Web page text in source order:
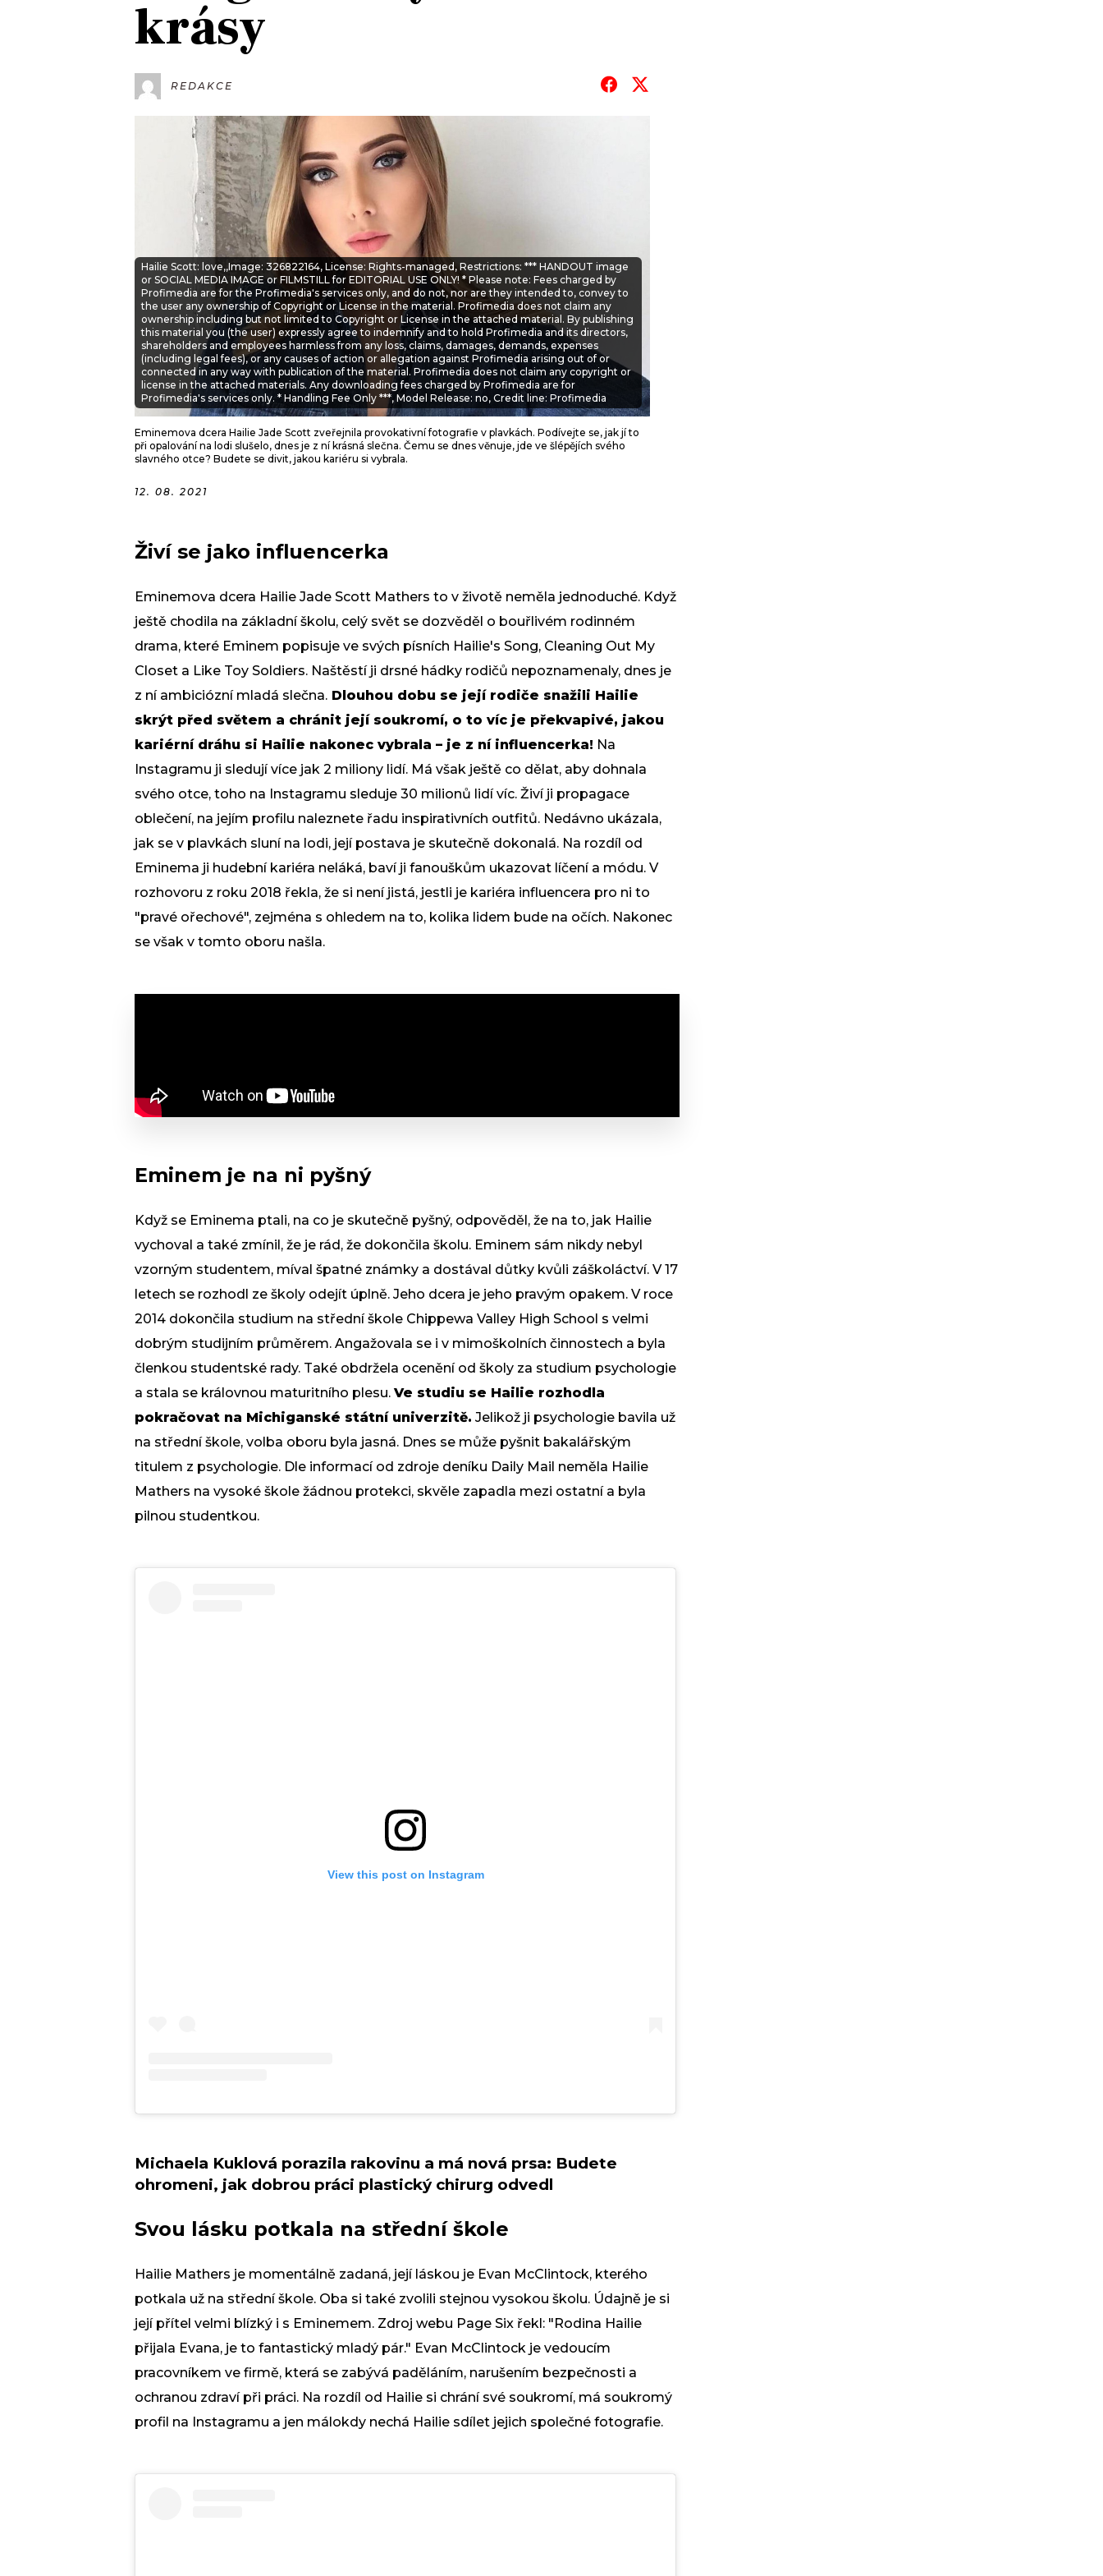
JAK NALADIT
RÁDIO
PROGRAM
JAK NALADIT
SOUTĚŽE
krásy
REDAKCE
Hailie Scott: love,,Image: 326822164, License: Rights-managed, Restrictions: *** HANDOUT image
or SOCIAL MEDIA IMAGE or FILMSTILL for EDITORIAL USE ONLY! * Please note: Fees charged by
Profimedia are for the Profimedia's services only, and do not, nor are they intended to, convey to
the user any ownership of Copyright or License in the material. Profimedia does not claim any
ownership including but not limited to Copyright or License in the attached material. By publishing
this material you (the user) expressly agree to indemnify and to hold Profimedia and its directors,
shareholders and employees harmless from any loss, claims, damages, demands, expenses
(including legal fees), or any causes of action or allegation against Profimedia arising out of or
connected in any way with publication of the material. Profimedia does not claim any copyright or
license in the attached materials. Any downloading fees charged by Profimedia are for
Profimedia's services only. * Handling Fee Only ***, Model Release: no, Credit line: Profimedia
Eminemova dcera Hailie Jade Scott zveřejnila provokativní fotografie v plavkách. Podívejte se, jak jí to
při opalování na lodi slušelo, dnes je z ní krásná slečna. Čemu se dnes věnuje, jde ve šlépějích svého
slavného otce? Budete se divit, jakou kariéru si vybrala.
12. 08. 2021
Živí se jako influencerka
Eminemova dcera Hailie Jade Scott Mathers to v životě neměla jednoduché. Když
ještě chodila na základní školu, celý svět se dozvěděl o bouřlivém rodinném
drama, které Eminem popisuje ve svých písních Hailie's Song, Cleaning Out My
Closet a Like Toy Soldiers. Naštěstí ji drsné hádky rodičů nepoznamenaly, dnes je
z ní ambiciózní mladá slečna. Dlouhou dobu se její rodiče snažili Hailie
skrýt před světem a chránit její soukromí, o to víc je překvapivé, jakou
kariérní dráhu si Hailie nakonec vybrala – je z ní influencerka! Na
Instagramu ji sledují více jak 2 miliony lidí. Má však ještě co dělat, aby dohnala
svého otce, toho na Instagramu sleduje 30 milionů lidí víc. Živí ji propagace
oblečení, na jejím profilu naleznete řadu inspirativních outfitů. Nedávno ukázala,
jak se v plavkách sluní na lodi, její postava je skutečně dokonalá. Na rozdíl od
Eminema ji hudební kariéra neláká, baví ji fanouškům ukazovat líčení a módu. V
rozhovoru z roku 2018 řekla, že si není jistá, jestli je kariéra influencera pro ni to
"pravé ořechové", zejména s ohledem na to, kolika lidem bude na očích. Nakonec
se však v tomto oboru našla.
Eminem je na ni pyšný
Když se Eminema ptali, na co je skutečně pyšný, odpověděl, že na to, jak Hailie
vychoval a také zmínil, že je rád, že dokončila školu. Eminem sám nikdy nebyl
vzorným studentem, míval špatné známky a dostával důtky kvůli záškoláctví. V 17
letech se rozhodl ze školy odejít úplně. Jeho dcera je jeho pravým opakem. V roce
2014 dokončila studium na střední škole Chippewa Valley High School s velmi
dobrým studijním průměrem. Angažovala se i v mimoškolních činnostech a byla
členkou studentské rady. Také obdržela ocenění od školy za studium psychologie
a stala se královnou maturitního plesu. Ve studiu se Hailie rozhodla
pokračovat na Michiganské státní univerzitě. Jelikož ji psychologie bavila už
na střední škole, volba oboru byla jasná. Dnes se může pyšnit bakalářským
titulem z psychologie. Dle informací od zdroje deníku Daily Mail neměla Hailie
Mathers na vysoké škole žádnou protekci, skvěle zapadla mezi ostatní a byla
pilnou studentkou.
View this post on Instagram
Michaela Kuklová porazila rakovinu a má nová prsa: Budete
ohromeni, jak dobrou práci plastický chirurg odvedl
Svou lásku potkala na střední škole
Hailie Mathers je momentálně zadaná, její láskou je Evan McClintock, kterého
potkala už na střední škole. Oba si také zvolili stejnou vysokou školu. Údajně je si
její přítel velmi blízký i s Eminemem. Zdroj webu Page Six řekl: "Rodina Hailie
přijala Evana, je to fantastický mladý pár." Evan McClintock je vedoucím
pracovníkem ve firmě, která se zabývá paděláním, narušením bezpečnosti a
ochranou zdraví při práci. Na rozdíl od Hailie si chrání své soukromí, má soukromý
profil na Instagramu a jen málokdy nechá Hailie sdílet jejich společné fotografie.